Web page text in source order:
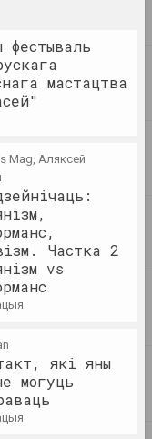
Every
2021
в
Ковтяк
фестываль
мастацтва
Mag, Аляксей
Частка 2
vs
які яны
могуць